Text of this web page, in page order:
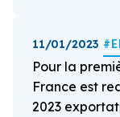
11/01/2023
Pour la
France est
2023